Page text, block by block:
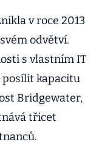
v roce 2013
odvětví.
s vlastním IT
kapacitu
Bridgewater,
třicet